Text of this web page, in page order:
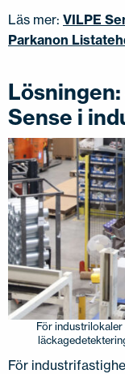
Läs mer: VILPE
Parkanon
Sense i
För
För